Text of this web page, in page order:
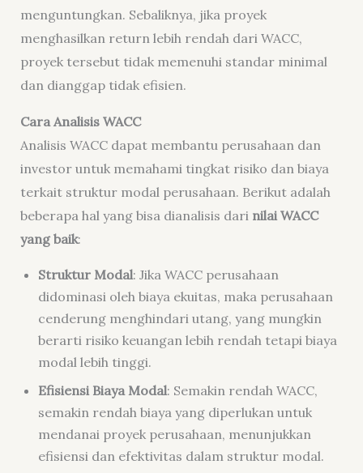
menguntungkan. Sebaliknya, jika proyek
menghasilkan return lebih rendah dari WACC,
proyek tersebut tidak memenuhi standar minimal
dan dianggap tidak efisien.
Cara Analisis WACC
Analisis WACC dapat membantu perusahaan dan
investor untuk memahami tingkat risiko dan biaya
terkait struktur modal perusahaan. Berikut adalah
beberapa hal yang bisa dianalisis dari nilai WACC
yang baik:
Struktur Modal: Jika WACC perusahaan
didominasi oleh biaya ekuitas, maka perusahaan
cenderung menghindari utang, yang mungkin
berarti risiko keuangan lebih rendah tetapi biaya
modal lebih tinggi.
Efisiensi Biaya Modal: Semakin rendah WACC,
semakin rendah biaya yang diperlukan untuk
mendanai proyek perusahaan, menunjukkan
efisiensi dan efektivitas dalam struktur modal.